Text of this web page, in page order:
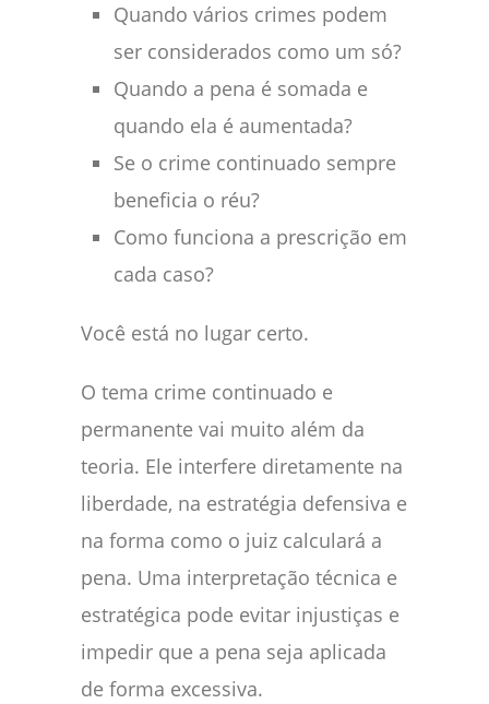
Quando vários crimes podem
ser considerados como um só?
Quando a pena é somada e
quando ela é aumentada?
Se o crime continuado sempre
beneficia o réu?
Como funciona a prescrição em
cada caso?
Você está no lugar certo.
O tema crime continuado e
permanente vai muito além da
teoria. Ele interfere diretamente na
liberdade, na estratégia defensiva e
na forma como o juiz calculará a
pena. Uma interpretação técnica e
estratégica pode evitar injustiças e
impedir que a pena seja aplicada
de forma excessiva.